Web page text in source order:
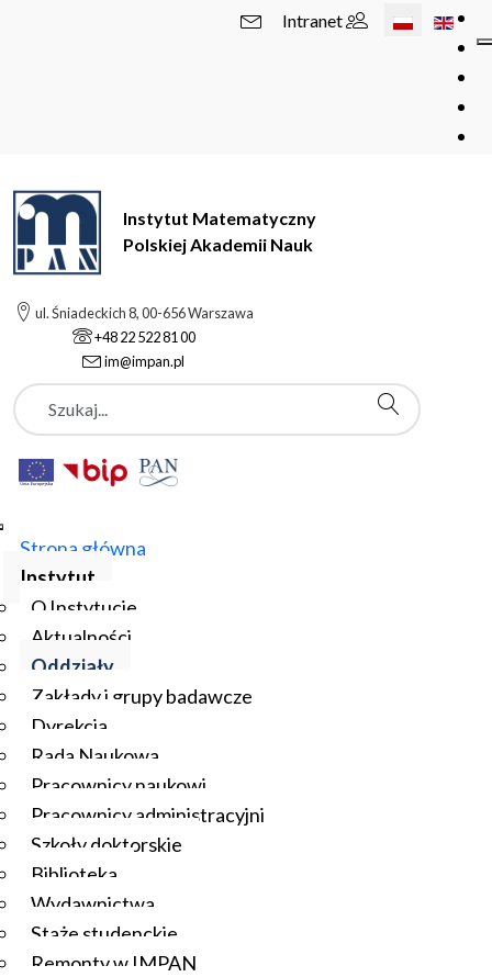
Wybierz swój
Intranet
Instytut Matematyczny
Polskiej Akademii Nauk
ul. Śniadeckich 8, 00-656 Warszawa
+48 22 522 81 00
im@impan.pl
Szukaj
Strona główna
Instytut
O Instytucie
Aktualności
Oddziały
Zakłady i grupy badawcze
Dyrekcja
Rada Naukowa
Pracownicy naukowi
Pracownicy administracyjni
Szkoły doktorskie
Biblioteka
Wydawnictwa
Staże studenckie
Remonty w IMPAN